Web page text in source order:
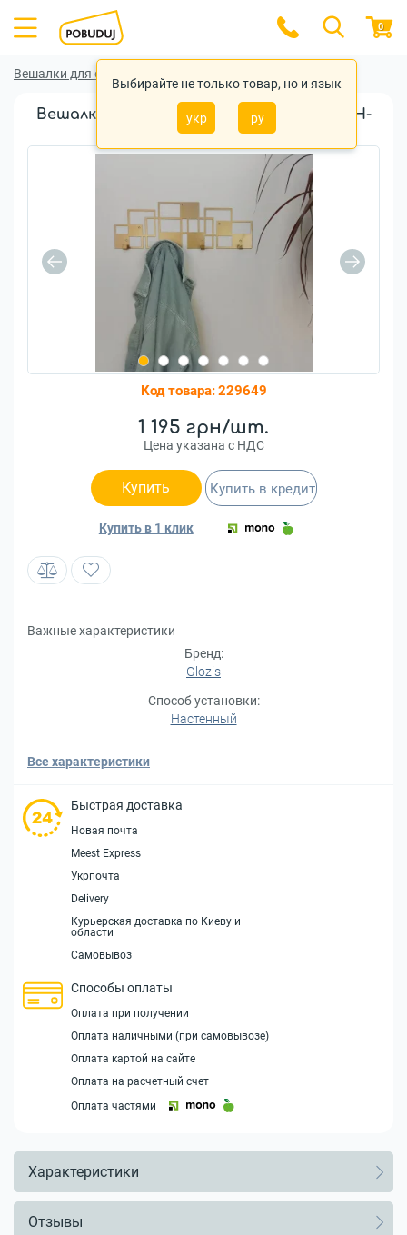
Выбирайте не только товар, но и язык
укр ру
0
Вешалки для одежды
Вешалка настенная Glozis Bau Bronze (H-
075)
Код товара:229649
1 195 грн/шт.
Цена указана с НДС
Купить
Купить в 1 клик
Купить в кредит
Важные характеристики
Бренд:
Glozis
Способ установки:
Настенный
Все характеристики
Быстрая доставка
Новая почта
Meest Express
Укрпочта
Delivery
Курьерская доставка по Киеву и
области
Самовывоз
Способы оплаты
Оплата при получении
Оплата наличными (при самовывозе)
Оплата картой на сайте
Оплата на расчетный счет
Оплата частями
Характеристики
Отзывы